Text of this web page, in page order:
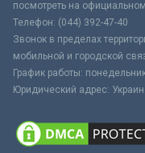
посмотреть на
Телефон: (044) 392-47-40
Звонок в пределах
мобильной и городской
График работы:
Юридический адрес: